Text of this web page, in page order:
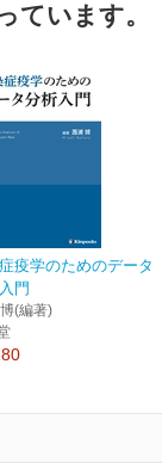
ています。
疫学のためのデータ
門
(編著)